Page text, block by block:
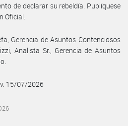
de declarar su rebeldía. Publíquese
Oficial.
Gerencia de Asuntos Contenciosos
Analista Sr., Gerencia de Asuntos
15/07/2026